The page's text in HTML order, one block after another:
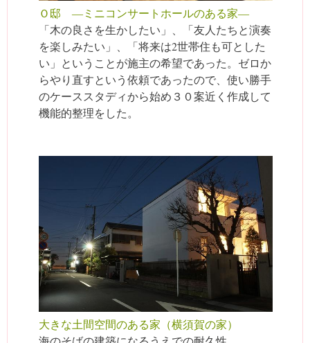
Ｏ邸 ―ミニコンサートホールのある家―
「木の良さを生かしたい」、「友人たちと演奏
を楽しみたい」、「将来は2世帯住も可とした
い」ということが施主の希望であった。ゼロか
らやり直すという依頼であったので、使い勝手
のケーススタディから始め３０案近く作成して
機能的整理をした。
大きな土間空間のある家（横須賀の家）